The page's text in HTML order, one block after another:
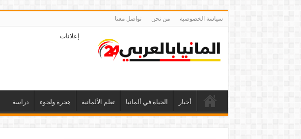
سياسة الخصوصية من نحن تواصل معنا
إعلانات
أخبار الحياة في ألمانيا تعلم الألمانية هجرة ولجوء دراسة